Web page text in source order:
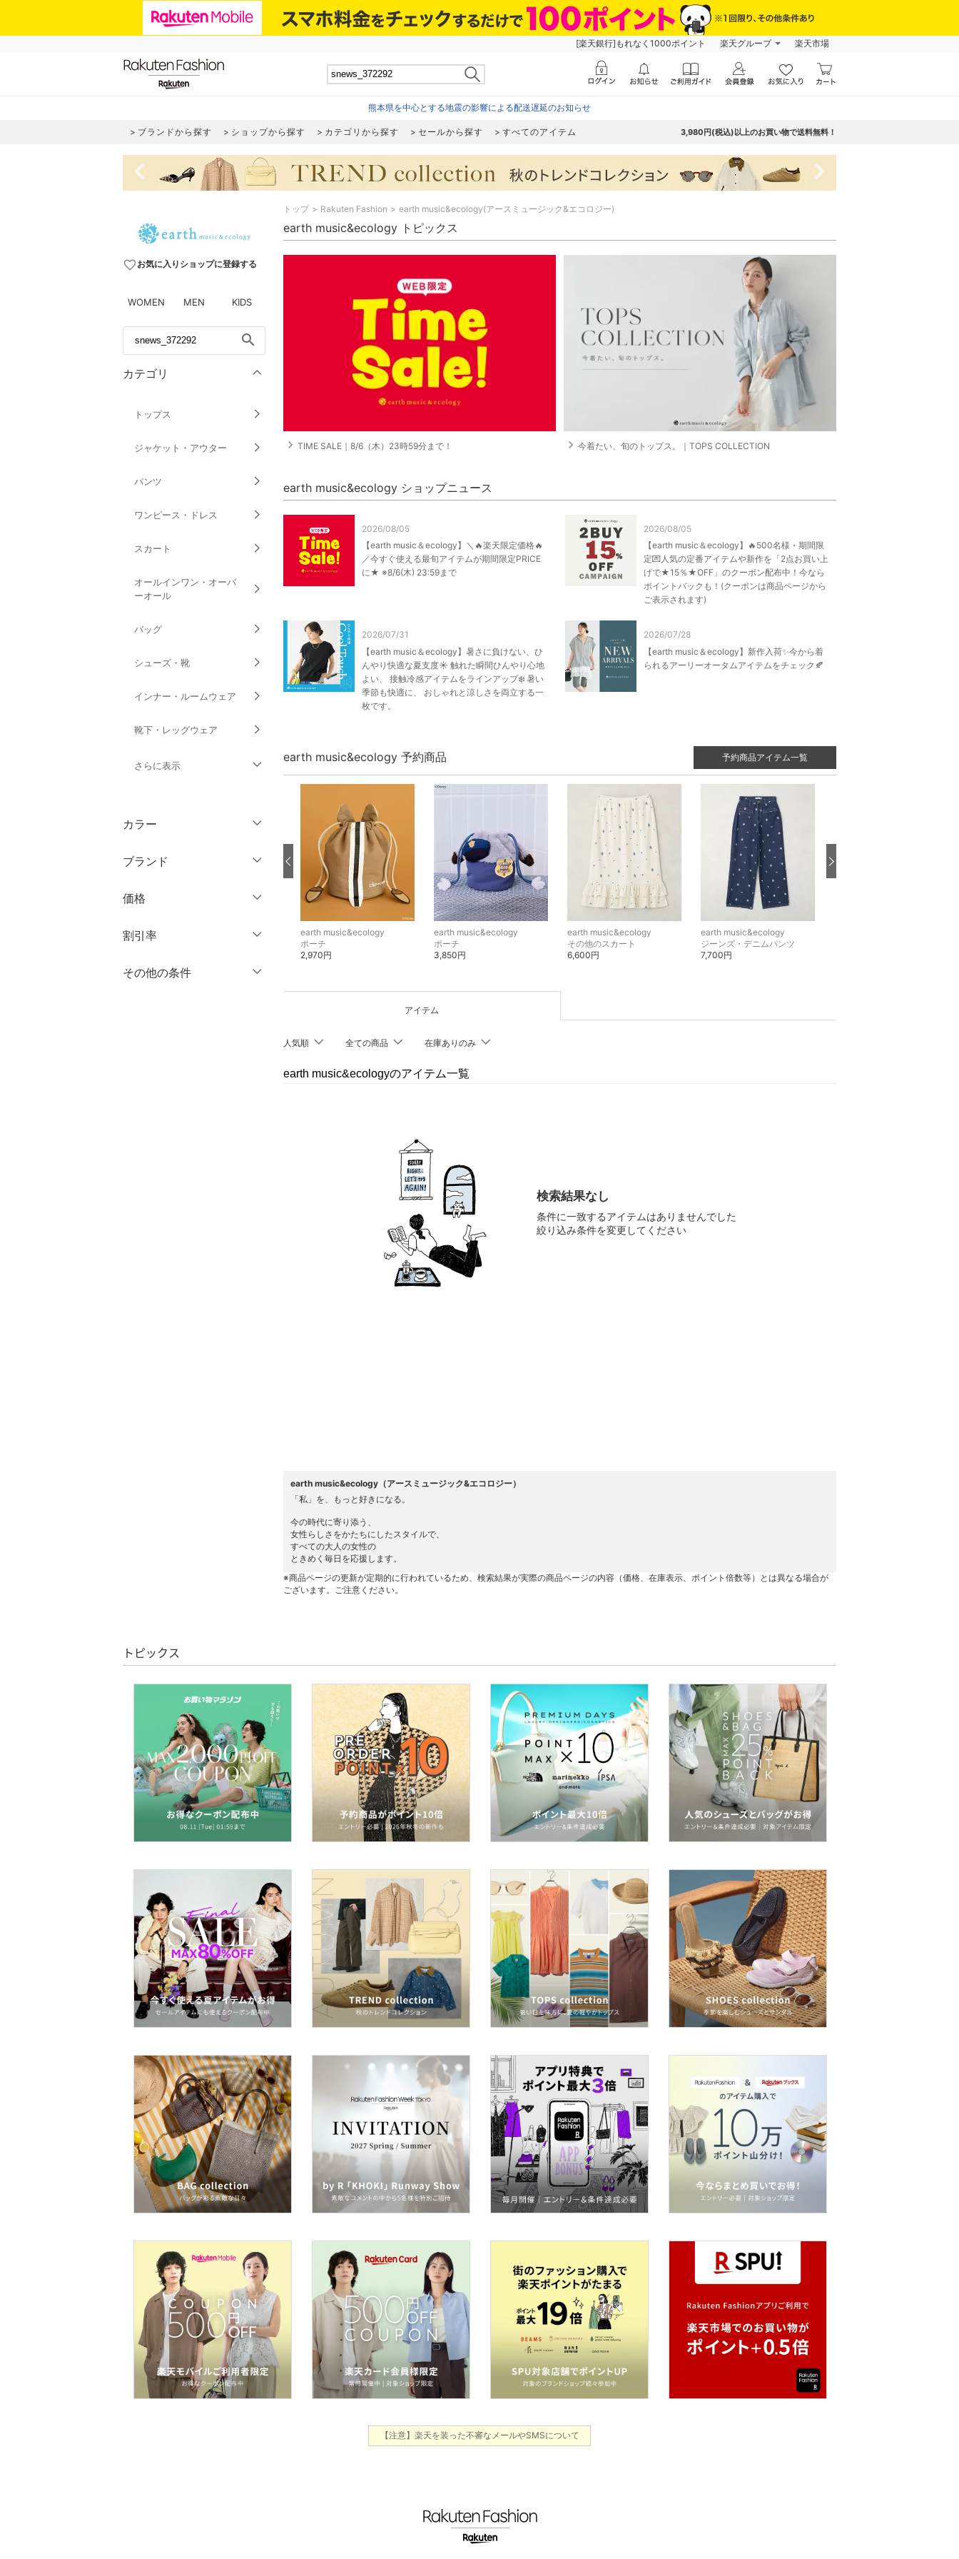
[楽天銀行]もれなく1000ポイント 楽天グループ 楽天市場
熊本県を中心とする地震の影響による配送遅延のお知らせ
ブランドから探す ショップから探す カテゴリから探す セールから探す すべてのアイテム 3,980円(税込)以上のお買い物で送料無料！
navigate_before navigate_next
favorite_borderお気に入りショップに登録する
WOMEN MEN KIDS
search
カテゴリ
トップス
ジャケット・アウター
パンツ
ワンピース・ドレス
スカート
オールインワン・オーバ
ーオール
バッグ
シューズ・靴
インナー・ルームウェア
靴下・レッグウェア
さらに表示
アクセサリー・腕時計
財布・ポーチ・ケース
帽子
ヘアアクセサリー
マタニティウェア・ベビ
ー用品
カラー
クリア
ブランド
価格
絞り込み
割引率
％OFF～ ％OFF
その他の条件
トップ Rakuten Fashion earth music&ecology(アースミュージック&エコロジー)
earth music&ecology トピックス
navigate_next TIME SALE｜8/6（木）23時59分まで！ navigate_next 今着たい、旬のトップス。｜TOPS COLLECTION
earth music&ecology ショップニュース
2026/08/05
【earth music＆ecology】＼🔥楽天限定価格🔥
／今すぐ使える最旬アイテムが期間限定PRICE
に★ ※8/6(木) 23:59まで
2026/08/05
【earth music＆ecology】🔥500名様・期間限
定💌人気の定番アイテムや新作を「2点お買い上
げで★15％★OFF」のクーポン配布中！今なら
ポイントバックも！(クーポンは商品ページから
ご表示されます)
2026/07/31
【earth music＆ecology】暑さに負けない、ひ
んやり快適な夏支度☀️ 触れた瞬間ひんやり心地
よい、 接触冷感アイテムをラインアップ❄️ 暑い
季節も快適に、 おしゃれと涼しさを両立する一
枚です。
2026/07/28
【earth music＆ecology】新作入荷✨今から着
られるアーリーオータムアイテムをチェック🍂
earth music&ecology 予約商品 予約商品アイテム一覧
earth music&ecology
ポーチ
2,970円
earth music&ecology
ポーチ
3,850円
earth music&ecology
その他のスカート
6,600円
earth music&ecology
ジーンズ・デニムパンツ
7,700円
アイテム
人気順 全ての商品 在庫ありのみ
earth music&ecologyのアイテム一覧
検索結果なし
条件に一致するアイテムはありませんでした
絞り込み条件を変更してください
earth music&ecology（アースミュージック&エコロジー）
「私」を、もっと好きになる。
今の時代に寄り添う、
女性らしさをかたちにしたスタイルで、
すべての大人の女性の
ときめく毎日を応援します。
※商品ページの更新が定期的に行われているため、検索結果が実際の商品ページの内容（価格、在庫表示、ポイント倍数等）とは異なる場合が
ございます。ご注意ください。
トピックス
【注意】楽天を装った不審なメールやSMSについて